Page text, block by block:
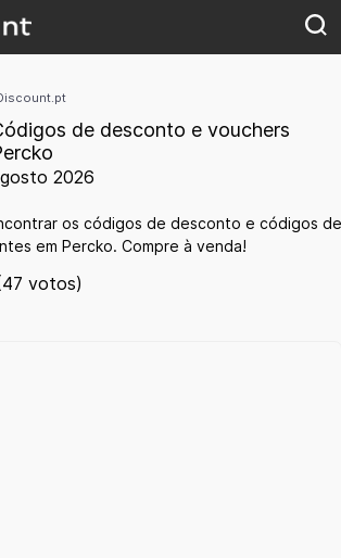
de desconto e vouchers
2026
os códigos de desconto e códigos de
em Percko. Compre à venda!
votos)